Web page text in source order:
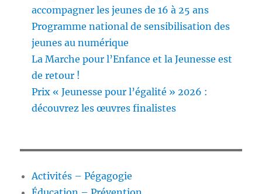
accompagner les jeunes de 16 à 25 ans
Programme national de sensibilisation des
jeunes au numérique
La Marche pour l’Enfance et la Jeunesse est
de retour !
Prix « Jeunesse pour l’égalité » 2026 :
découvrez les œuvres finalistes
Activités – Pégagogie